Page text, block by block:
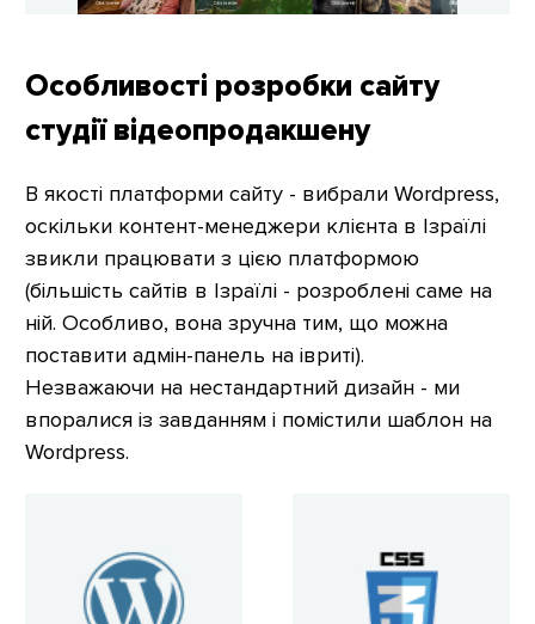
Особливості розробки сайту
студії відеопродакшену
В якості платформи сайту - вибрали Wordpress,
оскільки контент-менеджери клієнта в Ізраїлі
звикли працювати з цією платформою
(більшість сайтів в Ізраїлі - розроблені саме на
ній. Особливо, вона зручна тим, що можна
поставити адмін-панель на івриті).
Незважаючи на нестандартний дизайн - ми
впоралися із завданням і помістили шаблон на
Wordpress.